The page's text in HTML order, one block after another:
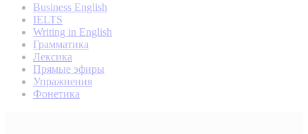
Business English
IELTS
Writing in English
Грамматика
Лексика
Прямые эфиры
Упражнения
Фонетика